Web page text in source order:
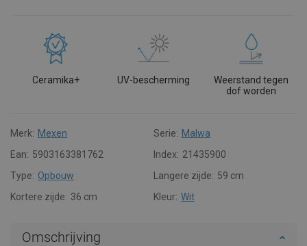
Ceramika+ UV-bescherming
Weerstand tegen
dof worden
Merk: Mexen Serie: Malwa
Ean: 5903163381762 Index: 21435900
Type: Opbouw Langere zijde: 59 cm
Kortere zijde: 36 cm Kleur: Wit
Omschrijving